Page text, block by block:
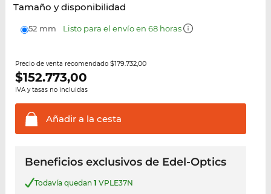
Tamaño y disponibilidad
52 mm Listo para el envío en 68 horas
Precio de venta recomendado $179.732,00
$152.773,00
IVA y tasas no incluidas
Añadir a la cesta
Beneficios exclusivos de Edel-Optics
Todavía quedan 1 VPLE37N